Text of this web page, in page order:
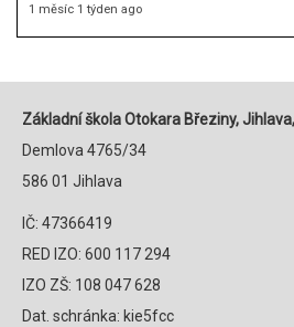
1 měsíc 1 týden ago
Základní škola Otokara Březiny,
Demlova 4765/34
586 01 Jihlava
IČ: 47366419
RED IZO: 600 117 294
IZO ZŠ: 108 047 628
Dat. schránka: kie5fcc